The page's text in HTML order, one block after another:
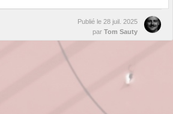
Publié le 28 juil. 2025
par Tom Sauty